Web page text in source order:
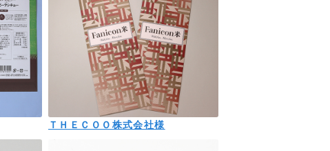
ＴＨＥＣＯＯ株式会社様